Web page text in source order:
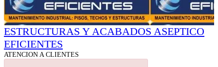
ESTRUCTURAS Y ACABADOS ASEPTICO
EFICIENTES
ATENCION A CLIENTES